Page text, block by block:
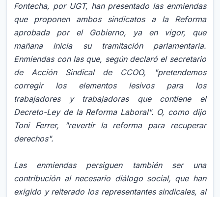
Fontecha, por UGT, han presentado las enmiendas
que proponen ambos sindicatos a la Reforma
aprobada por el Gobierno, ya en vigor, que
mañana inicia su tramitación parlamentaria.
Enmiendas con las que, según declaró el secretario
de Acción Sindical de CCOO, "pretendemos
corregir los elementos lesivos para los
trabajadores y trabajadoras que contiene el
Decreto-Ley de la Reforma Laboral". O, como dijo
Toni Ferrer, "revertir la reforma para recuperar
derechos".
Las enmiendas persiguen también ser una
contribución al necesario diálogo social, que han
exigido y reiterado los representantes sindicales, al